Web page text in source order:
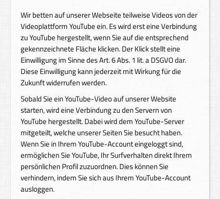
Wir betten auf unserer Webseite teilweise Videos von der
Videoplattform YouTube ein. Es wird erst eine Verbindung
zu YouTube hergestellt, wenn Sie auf die entsprechend
gekennzeichnete Fläche klicken. Der Klick stellt eine
Einwilligung im Sinne des Art. 6 Abs. 1 lit. a DSGVO dar.
Diese Einwilligung kann jederzeit mit Wirkung für die
Zukunft widerrufen werden.
Sobald Sie ein YouTube-Video auf unserer Website
starten, wird eine Verbindung zu den Servern von
YouTube hergestellt. Dabei wird dem YouTube-Server
mitgeteilt, welche unserer Seiten Sie besucht haben.
Wenn Sie in Ihrem YouTube-Account eingeloggt sind,
ermöglichen Sie YouTube, Ihr Surfverhalten direkt Ihrem
persönlichen Profil zuzuordnen. Dies können Sie
verhindern, indem Sie sich aus Ihrem YouTube-Account
ausloggen.